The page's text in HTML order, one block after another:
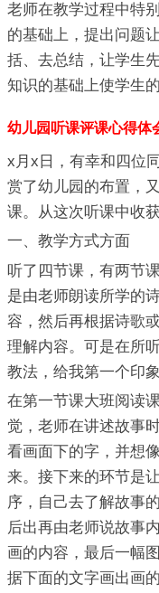
老师在教学过程中特
的基础上，提出问题
括、去总结，让学生
知识的基础上使学生
幼儿园听课评课心得体
x月x日，有幸和四位
赏了幼儿园的布置，
课。从这次听课中收
一、教学方式方面
听了四节课，有两节
是由老师朗读所学的
容，然后再根据诗歌
理解内容。可是在所
教法，给我第一个印
在第一节课大班阅读
觉，老师在讲述故事
看画面下的字，并想
来。接下来的环节是
序，自己去了解故事
后出再由老师说故事
画的内容，最后一幅
据下面的文字画出画的